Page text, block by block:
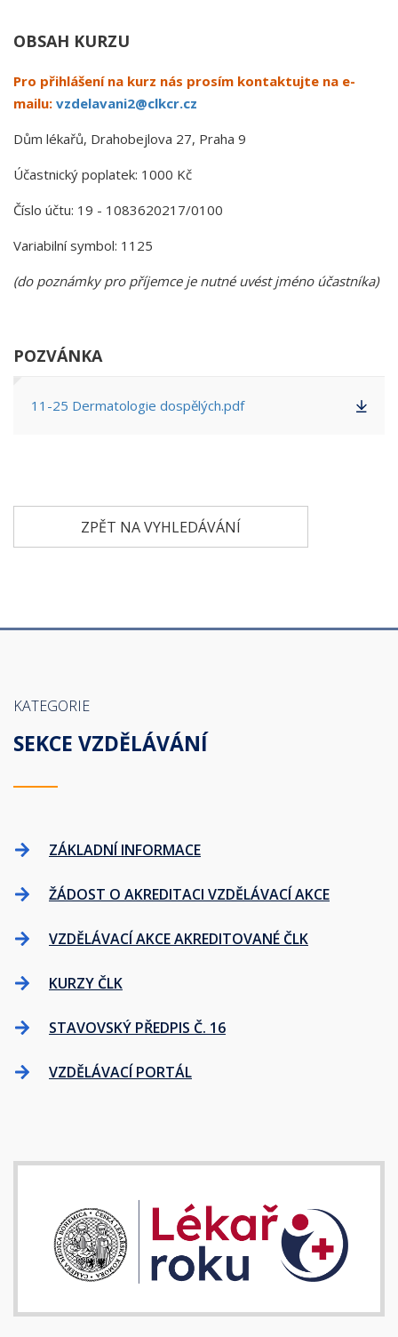
OBSAH KURZU
Pro přihlášení na kurz nás prosím kontaktujte na e-
mailu: vzdelavani2@clkcr.cz
Dům lékařů, Drahobejlova 27, Praha 9
Účastnický poplatek: 1000 Kč
Číslo účtu: 19 - 1083620217/0100
Variabilní symbol: 1125
(do poznámky pro příjemce je nutné uvést jméno účastníka)
POZVÁNKA
11-25 Dermatologie dospělých.pdf
ZPĚT NA VYHLEDÁVÁNÍ
KATEGORIE
SEKCE VZDĚLÁVÁNÍ
ZÁKLADNÍ INFORMACE
ŽÁDOST O AKREDITACI VZDĚLÁVACÍ AKCE
VZDĚLÁVACÍ AKCE AKREDITOVANÉ ČLK
KURZY ČLK
STAVOVSKÝ PŘEDPIS Č. 16
VZDĚLÁVACÍ PORTÁL